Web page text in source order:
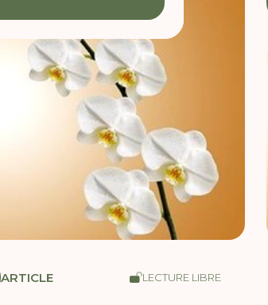
ARTICLE LECTURE LIBRE